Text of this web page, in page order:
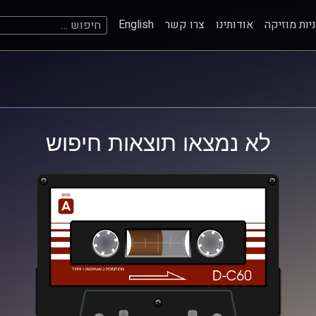
מוזיקה אודותינו צרו קשר English חיפוש:
לא נמצאו תוצאות חיפוש